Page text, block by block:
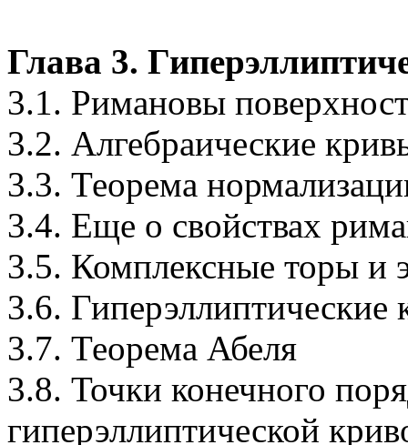
Глава 3.
3.1. Римановы
3.2. Алгебраические
3.3. Теорема
3.4. Еще о свойствах
3.5. Комплексные торы и
3.6. Гиперэллиптические
3.7. Теорема Абеля
3.8. Точки конечного
гиперэллиптической